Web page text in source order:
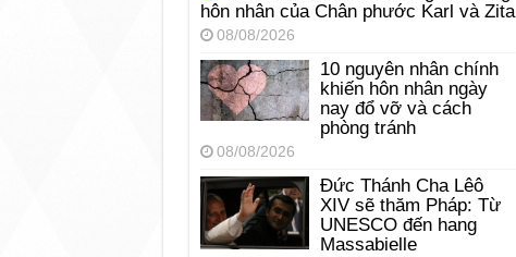
hôn nhân của Chân phước Karl và Zita
08/08/2026
10 nguyên nhân chính
khiến hôn nhân ngày
nay đổ vỡ và cách
phòng tránh
08/08/2026
Đức Thánh Cha Lêô
XIV sẽ thăm Pháp: Từ
UNESCO đến hang
Massabielle